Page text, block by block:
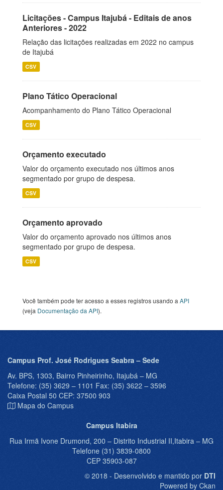
Licitações - Campus Itajubá - Editais de anos
Anteriores - 2022
Relação das licitações realizadas em 2022 no campus
de Itajubá
CSV
Plano Tático Operacional
Acompanhamento do Plano Tático Operacional
CSV
Orçamento executado
Valor do orçamento executado nos últimos anos
segmentado por grupo de despesa.
CSV
Orçamento aprovado
Valor do orçamento aprovado nos últimos anos
segmentado por grupo de despesa.
CSV
Você também pode ter acesso a esses registros usando a API
(veja Documentação da API).
Campus Prof. José Rodrigues Seabra – Sede
Av. BPS, 1303, Bairro Pinheirinho, Itajubá – MG
Telefone: (35) 3629 – 1101 Fax: (35) 3622 – 3596
Caixa Postal 50 CEP: 37500 903
Mapa do Campus
Campus Itabira
Rua Irmã Ivone Drumond, 200 – Distrito Industrial II,Itabira – MG
Telefone (31) 3839-0800
CEP 35903-087
© 2018 - Desenvolvido e mantido por DTI
Powered by Ckan